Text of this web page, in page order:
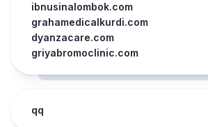
ibnusinalombok.com
grahamedicalkurdi.com
dyanzacare.com
griyabromoclinic.com
qq